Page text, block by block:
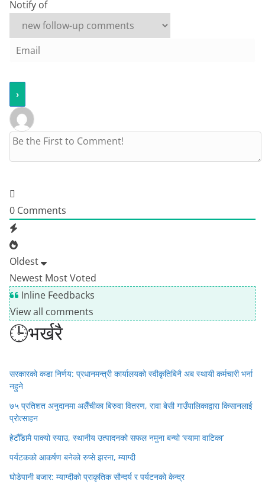
Notify of
0 Comments
Oldest
Newest Most Voted
Inline Feedbacks
View all comments
🕒भर्खरै
सरकारको कडा निर्णय: प्रधानमन्त्री कार्यालयको स्वीकृतिबिनै अब स्थायी कर्मचारी भर्ना
नहुने
७५ प्रतिशत अनुदानमा अलैँचीका बिरुवा वितरण, रावा बेसी गाउँपालिकाद्वारा किसानलाई
प्रोत्साहन
हेटौँडामै पाक्यो स्याउ, स्थानीय उत्पादनको सफल नमुना बन्यो ‘स्यामा वाटिका’
पर्यटकको आकर्षण बनेको रुप्से झरना, म्याग्दी
घोडेपानी बजार: म्याग्दीको प्राकृतिक सौन्दर्य र पर्यटनको केन्द्र